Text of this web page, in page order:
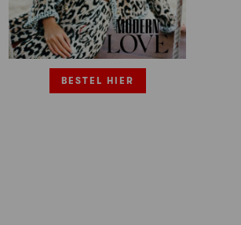
BESTEL HIER